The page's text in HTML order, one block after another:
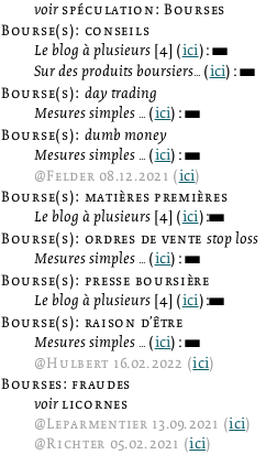
voir spéculation: Bourses
Bourse(s): conseils
Le blog à plusieurs [4] (ici):3
Sur des produits boursiers... (ici):3
Bourse(s): day trading
Mesures simples ... (ici):3
Bourse(s): dumb money
Mesures simples ... (ici):3
@Felder 08.12.2021 (ici)
Bourse(s): matières premières
Le blog à plusieurs [4] (ici):3
Bourse(s): ordres de vente stop loss
Mesures simples ... (ici):3
Bourse(s): presse boursière
Le blog à plusieurs [4] (ici):3
Bourse(s): raison d’être
Mesures simples ... (ici):3
@Hulbert 16.02.2022 (ici)
Bourses: fraudes
voirlicornes
@Leparmentier 13.09.2021 (ici)
@Richter 05.02.2021 (ici)